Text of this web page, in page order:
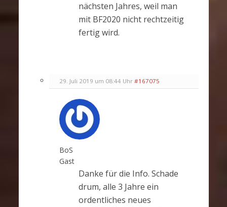
nächsten Jahres, weil man
mit BF2020 nicht rechtzeitig
fertig wird.
29. Juli 2019 um 08:44 Uhr #167075
BoS
Gast
Danke für die Info. Schade
drum, alle 3 Jahre ein
ordentliches neues